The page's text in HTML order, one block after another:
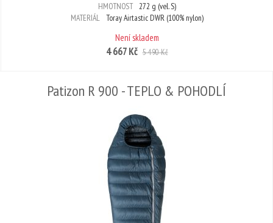
HMOTNOST 272 g (vel. S)
MATERIÁL Toray Airtastic DWR (100% nylon)
Není skladem
4 667 Kč 5 490 Kč
Patizon R 900 - TEPLO & POHODLÍ